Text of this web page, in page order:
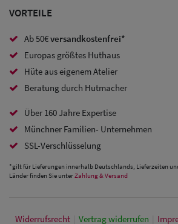
Sale: Army
Caps
Caps
Sale: Caps
mit
VORTEILE
Ab 50€versandkostenfrei*
Europas größtes Huthaus
Hüte aus eigenem Atelier
Beratung durch Hutmacher
Über 160 Jahre Expertise
Münchner Familien- Unternehmen
SSL-Verschlüsselung
*gilt für Lieferungen innerhalb Deutschlands, Lieferzeiten
Länder finden Sie unter Zahlung & Versand
Widerrufs­recht Vertrag widerrufen